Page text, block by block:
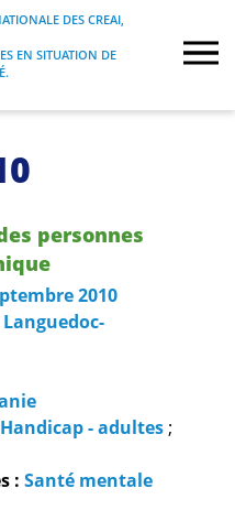
NATIONALE DES CREAI, EN
PERSONNES EN SITUATION
DES CREAI,
EN SITUATION DE
personnes
2010
Languedoc-
Handicap - adultes ;
: Santé mentale